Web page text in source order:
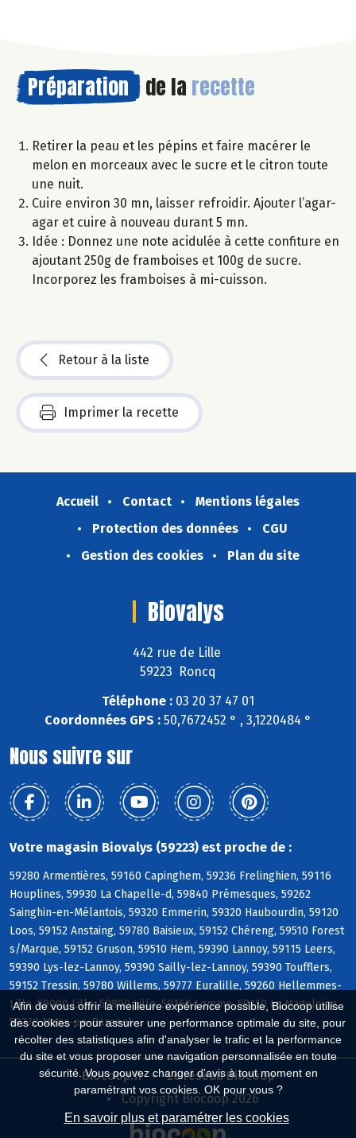
Afin de vous offrir la meilleure expérience possible, Biocoop utilise
des cookies : pour assurer une performance optimale du site, pour
récolter des statistiques afin d'analyser le trafic et la performance
du site et vous proposer une navigation personnalisée en toute
sécurité. Vous pouvez changer d'avis à tout moment en
paramétrant vos cookies. OK pour vous ?
En savoir plus et paramétrer les cookies
Préparation de la recette
Retirer la peau et les pépins et faire macérer le
melon en morceaux avec le sucre et le citron toute
une nuit.
Cuire environ 30 mn, laisser refroidir. Ajouter l’agar-
agar et cuire à nouveau durant 5 mn.
Idée : Donnez une note acidulée à cette confiture en
ajoutant 250g de framboises et 100g de sucre.
Incorporez les framboises à mi-cuisson.
Retour à la liste
Imprimer la recette
Accueil Contact
Mentions légales
Protection des données
CGU
Gestion des cookies
Plan du site
Biovalys
442 rue de Lille
59223 Roncq
Téléphone : 03 20 37 47 01
Coordonnées GPS : 50,7672452 ° , 3,1220484 °
Nous suivre sur
Votre magasin Biovalys (59223) est proche de :
59280 Armentières, 59160 Capinghem, 59236 Frelinghien, 59116
Houplines, 59930 La Chapelle-d, 59840 Prémesques, 59262
Sainghin-en-Mélantois, 59320 Emmerin, 59320 Haubourdin, 59120
Loos, 59152 Anstaing, 59780 Baisieux, 59152 Chéreng, 59510 Forest
s/Marque, 59152 Gruson, 59510 Hem, 59390 Lannoy, 59115 Leers,
59390 Lys-lez-Lannoy, 59390 Sailly-lez-Lannoy, 59390 Toufflers,
59152 Tressin, 59780 Willems, 59777 Euralille, 59260 Hellemmes-
Lille, 59000 Lille, 59800 Lille, 59160 Lomme, 59110 La Madeleine,
59370 Mons-en-Baroeul
Biocoop.fr
Le réseau Biocoop
Copyright Biocoop 2026